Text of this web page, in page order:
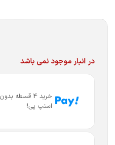
در انبار موجود نمی باشد
خرید 4
اسنپ پی!